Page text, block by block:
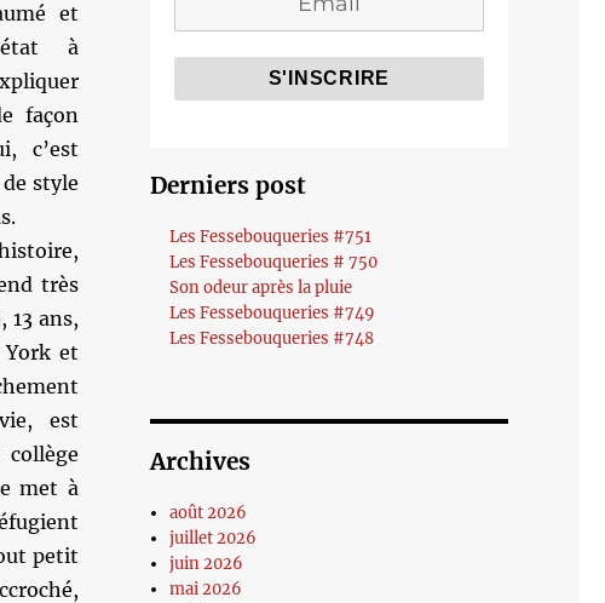
et
à
façon
c’est
style
très
13 ans,
York et
est
collège
met à
petit
Derniers post
Les Fessebouqueries #751
Les Fessebouqueries # 750
Son odeur après la pluie
Les Fessebouqueries #749
Les Fessebouqueries #748
Archives
août 2026
juillet 2026
juin 2026
mai 2026